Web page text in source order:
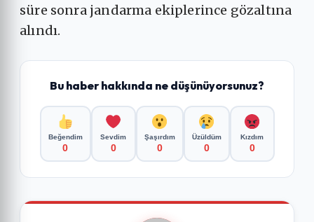
süre sonra jandarma ekiplerince gözaltına
alındı.
Bu haber hakkında ne düşünüyorsunuz?
Beğendim
0
Sevdim
0
Şaşırdım
0
Üzüldüm
0
Kızdım
0